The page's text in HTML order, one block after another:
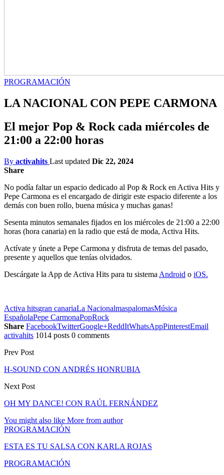
PROGRAMACIÓN
LA NACIONAL CON PEPE CARMONA
El mejor Pop & Rock cada miércoles de
21:00 a 22:00 horas
By activahits Last updated Dic 22, 2024
Share
No podía faltar un espacio dedicado al Pop & Rock en Activa Hits y
Pepe Carmona es el encargado de dirigir este espacio diferente a los
demás con buen rollo, buena música y muchas ganas!
Sesenta minutos semanales fijados en los miércoles de 21:00 a 22:00
horas (hora canaria) en la radio que está de moda, Activa Hits.
Actívate y únete a Pepe Carmona y disfruta de temas del pasado,
presente y aquellos que tenías olvidados.
Descárgate la App de Activa Hits para tu sistema Android o iOS.
Activa hitsgran canariaLa NacionalmaspalomasMúsica
EspañolaPepe CarmonaPopRock
Share FacebookTwitterGoogle+ReddItWhatsAppPinterestEmail
activahits 1014 posts 0 comments
Prev Post
H-SOUND CON ANDRÉS HONRUBIA
Next Post
OH MY DANCE! CON RAÚL FERNÁNDEZ
You might also like More from author
PROGRAMACIÓN
ESTA ES TU SALSA CON KARLA ROJAS
PROGRAMACIÓN